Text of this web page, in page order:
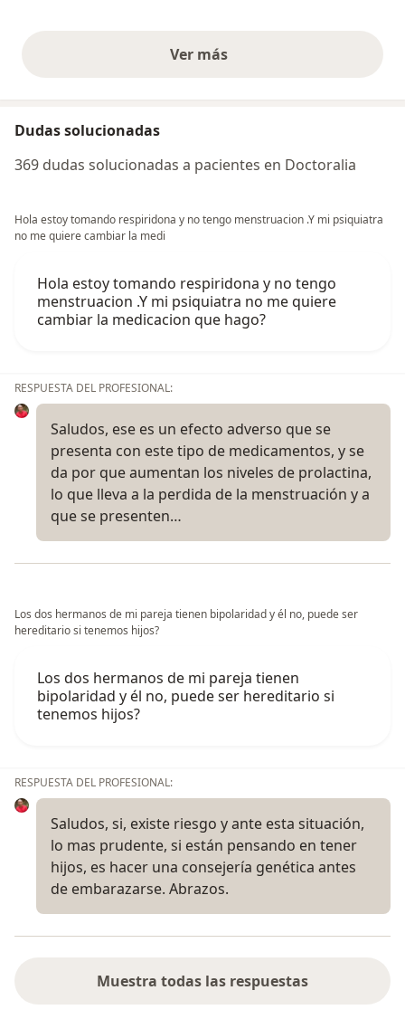
Ver másopiniones anteriores
Dudas solucionadas
369 dudas solucionadas a pacientes en Doctoralia
Hola estoy tomando respiridona y no tengo menstruacion .Y mi psiquiatra
no me quiere cambiar la medi
Hola estoy tomando respiridona y no tengo
menstruacion .Y mi psiquiatra no me quiere
cambiar la medicacion que hago?
RESPUESTA DEL PROFESIONAL:
Saludos, ese es un efecto adverso que se
presenta con este tipo de medicamentos, y se
da por que aumentan los niveles de prolactina,
lo que lleva a la perdida de la menstruación y a
que se presenten…
Los dos hermanos de mi pareja tienen bipolaridad y él no, puede ser
hereditario si tenemos hijos?
Los dos hermanos de mi pareja tienen
bipolaridad y él no, puede ser hereditario si
tenemos hijos?
RESPUESTA DEL PROFESIONAL:
Saludos, si, existe riesgo y ante esta situación,
lo mas prudente, si están pensando en tener
hijos, es hacer una consejería genética antes
de embarazarse. Abrazos.
Muestra todas las respuestas